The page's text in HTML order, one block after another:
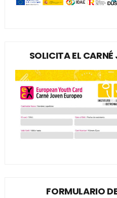
SOLICITA EL
FORMULARIO